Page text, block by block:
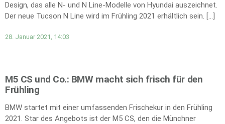
Design, das alle N- und N Line-Modelle von Hyundai auszeichnet.
Der neue Tucson N Line wird im Frühling 2021 erhältlich sein. […]
28. Januar 2021, 14:03
M5 CS und Co.: BMW macht sich frisch für den
Frühling
BMW startet mit einer umfassenden Frischekur in den Frühling
2021. Star des Angebots ist der M5 CS, den die Münchner